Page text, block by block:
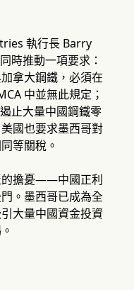
執行長 Barry
時推動一項要求：
拿大鋼鐵，必須在
中並無此規定；
止大量中國鋼鐵零
國也要求墨西哥對
等關稅。
的擔憂——中國正利
。墨西哥已成為全
大量中國資金投資